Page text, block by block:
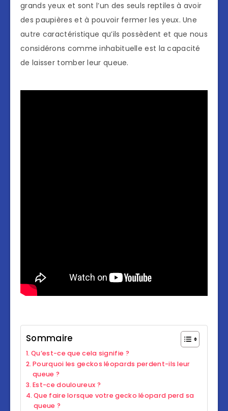
grands yeux et sont l’un des seuls reptiles à avoir
des paupières et à pouvoir fermer les yeux. Une
autre caractéristique qu’ils possèdent et que nous
considérons comme inhabituelle est la capacité
de laisser tomber leur queue.
Sommaire
Qu’est-ce que cela signifie ?
Pourquoi les geckos léopards perdent-ils leur
queue ?
Est-ce douloureux ?
Que faire lorsque votre gecko léopard perd sa
queue ?